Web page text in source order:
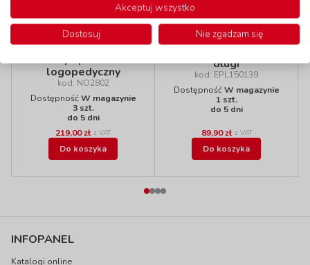
Hipopotam
logopedyczny
kod: NO2802
DostępnośćW magazynie
3 szt.
do 5 dni
219,00 zł z VAT
Do koszyka
długi
kod: EPL150139
DostępnośćW magazynie
1 szt.
do 5 dni
89,90 zł z VAT
Do koszyka
INFOPANEL
Katalogi online
Akceptuj wszystko
Dostosuj
Nie zgadzam się